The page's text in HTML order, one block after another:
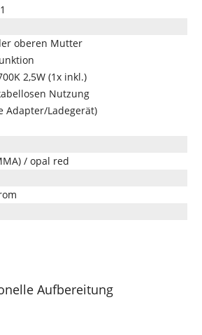
oberen Mutter
2,5W (1x inkl.)
Nutzung
Adapter/Ladegerät)
/ opal red
Aufbereitung